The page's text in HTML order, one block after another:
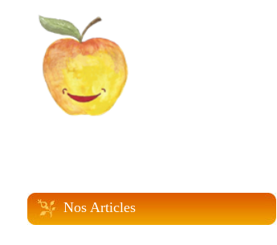
Nos Articles